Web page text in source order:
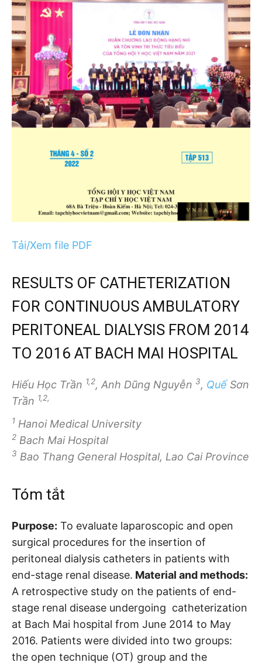
Tải/Xem file PDF
RESULTS OF CATHETERIZATION
FOR CONTINUOUS AMBULATORY
PERITONEAL DIALYSIS FROM 2014
TO 2016 AT BACH MAI HOSPITAL
Hiếu Học Trần 1,2, Anh Dũng Nguyễn 3, QuếSơn
Trần 1,2,
1 Hanoi Medical University
2 Bach Mai Hospital
3 Bao Thang General Hospital, Lao Cai Province
Tóm tắt
Purpose: To evaluate laparoscopic and open
surgical procedures for the insertion of
peritoneal dialysis catheters in patients with
end-stage renal disease. Material and methods:
A retrospective study on the patients of end-
stage renal disease undergoing catheterization
at Bach Mai hospital from June 2014 to May
2016. Patients were divided into two groups:
the open technique (OT) group and the